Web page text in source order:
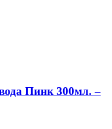
Пинк 300мл. –